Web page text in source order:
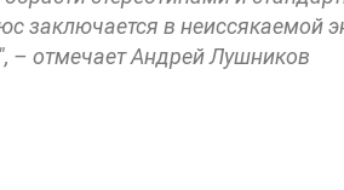
заключается в неиссякаемой
– отмечает Андрей Лушников